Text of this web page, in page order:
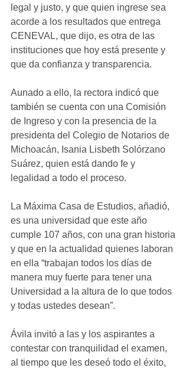
legal y justo, y que quien ingrese sea
acorde a los resultados que entrega
CENEVAL, que dijo, es otra de las
instituciones que hoy está presente y
que da confianza y transparencia.
Aunado a ello, la rectora indicó que
también se cuenta con una Comisión
de Ingreso y con la presencia de la
presidenta del Colegio de Notarios de
Michoacán, Isania Lisbeth Solórzano
Suárez, quien está dando fe y
legalidad a todo el proceso.
La Máxima Casa de Estudios, añadió,
es una universidad que este año
cumple 107 años, con una gran historia
y que en la actualidad quienes laboran
en ella “trabajan todos los días de
manera muy fuerte para tener una
Universidad a la altura de lo que todos
y todas ustedes desean”.
Ávila invitó a las y los aspirantes a
contestar con tranquilidad el examen,
al tiempo que les deseó todo el éxito,